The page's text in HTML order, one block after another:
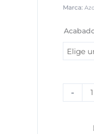
Marca:
-
de
Módena